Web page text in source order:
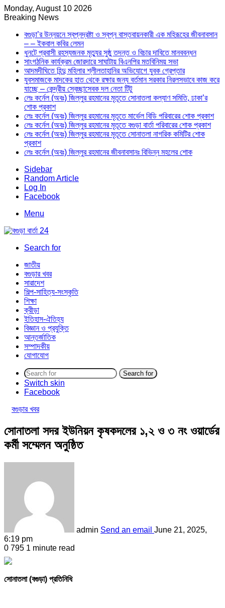
Monday, August 10 2026
Breaking News
বগুড়া’র উন্নয়নে স্বপ্নদ্রষ্টা ও স্বপ্ন বাস্তবায়নকারী এক মহিরূহের জীবনাবসান
– – ইকবাল কবির লেমন
ধুনটে প্রবাসী রহস্যজনক মৃত্যুর সুষ্ঠু তদন্ত ও বিচার দাবিতে মানববন্ধন
সাংগঠনিক কার্যক্রম জোরদারে সাঘাটায় বিএনপির মতবিনিময় সভা
আদমদীঘিতে হিন্দু মহিলার শ্লীলতাহানির অভিযোগে যুবক গ্রেপ্তার
যুবসমাজকে মাদকের হাত থেকে রক্ষার জন্য বর্তমান সরকার নিরলসভাবে কাজ করে
যাচ্ছে – কেন্দ্রীয় স্বেচ্ছাসেবক দল নেতা টিটু
লেঃ কর্নেল (অবঃ) জিল্লুর রহমানের মৃতূতে সোনাতলা কল্যাণ সমিতি, ঢাকা’র
শোক প্রকাশ
লেঃ কর্নেল (অবঃ) জিল্লুর রহমানের মৃতূতে মার্ভেল বিডি পরিবারের শোক প্রকাশ
লেঃ কর্নেল (অবঃ) জিল্লুর রহমানের মৃতূতে বগুড়া বার্তা পরিবারের শোক প্রকাশ
লেঃ কর্নেল (অবঃ) জিল্লুর রহমানের মৃতূতে সোনাতলা নাগরিক কমিটির শোক
প্রকাশ
লেঃ কর্নেল (অবঃ) জিল্লুর রহমানের জীবনাবসানঃ বিভিন্ন মহলের শোক
Sidebar
Random Article
Log In
Facebook
Menu
Search for
জাতীয়
বগুড়ার খবর
সারাদেশ
শিল্প-সাহিত্য-সংস্কৃতি
শিক্ষা
ক্রীড়া
ইতিহাস-ঐতিহ্য
বিজ্ঞান ও প্রযুক্তি
আন্তর্জাতিক
সম্পাদকীয়
যোগাযোগ
Search for
Switch skin
Facebook
বগুড়ার খবর
সোনাতলা সদর ইউনিয়ন কৃষকদলের ১,২ ও ৩ নং ওয়ার্ডের
কর্মী সম্মেলন অনুষ্ঠিত
admin Send an email June 21, 2025,
6:19 pm
0 795 1 minute read
সোনাতলা (বগুড়া) প্রতিনিধি